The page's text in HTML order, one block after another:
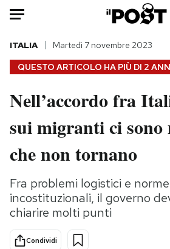
Auto
HOME
Italia
Politica
Tecnologia
Scienza
Sport
QUESTO ARTICOLO HA PIÙ DI 2
ITALIA Martedì 7 novembre 2023
Nell’accordo fra
sui migranti ci sono
che non tornano
Fra problemi logistici e
incostituzionali, il governo
chiarire molti punti
Condividi